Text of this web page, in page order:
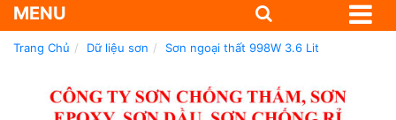
MENU
Trang Chủ Dữ liệu sơn Sơn ngoại thất 998W 3.6 Lit